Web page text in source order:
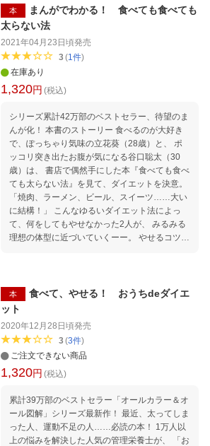
方」を一挙紹介！ 免疫力を上げる！ スッキリ
やせる！ バリア機能を強くする！ 一生スタス
を防ぐ！ 65歳から、楽しく元気に生きる力が
つく本。
本
まんがでわかる！ 食べても食べても
太らない法
2021年04月23日頃発売
3(1件)
在庫あり
1,320円 (税込)
シリーズ累計42万部のベストセラー、待望のま
んが化！ 本書のストーリー 食べるのが大好き
で、ぽっちゃり気味の立花葵（28歳）と、 ポ
ッコリ突き出たお腹が気になる谷口聡太（30
歳）は、 書店で偶然手にした本『食べても食べ
ても太らない法』を見て、ダイエットを決意。
「焼肉、ラーメン、ビール、スイーツ……大い
に結構！」 こんなゆるいダイエット法によっ
て、何をしてもやせなかった2人が、 みるみる
理想の体型に近づいていくーー。 やせるコツ
り「シュークリーム」 ◇肉・魚・大豆製品……
タンパク質をとる人は太らない! ◇食べすぎても
など、「おいしく食べて、楽しくやせるコツ」
満載の本！
本
食べて、やせる！ おうちdeダイエ
ット
2020年12月28日頃発売
3(3件)
ご注文できない商品
1,320円 (税込)
累計39万部のベストセラー「オールカラー＆オ
ール図解」シリーズ最新作！ 最近、太ってしま
った人、運動不足の人……必読の本！ 1万人以
上の悩みを解決した人気の管理栄養士が、 「お